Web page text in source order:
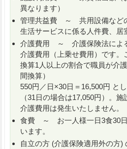
異なります）
管理共益費 ～ 共用設備など
生活サービスに係る人件費、居
介護費用 ～ 介護保険法によ
介護費用（上乗せ費用）です。
換算1人以上の割合で職員が介
間換算）
550円／日×30日＝16,500円 と
（31日の場合は17,050円）。
介護費用は発生いたしません。
食費 ～ お一人様一日3食30日
います。
自立の方 (介護保険適用外の方)